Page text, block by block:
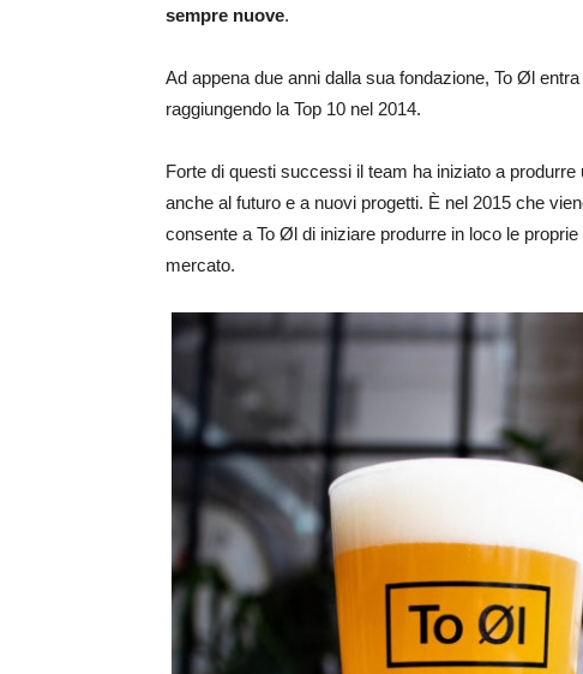
sempre nuove.
Ad appena due anni dalla sua fondazione, To Øl
raggiungendo la Top 10 nel 2014.
Forte di questi successi il team ha iniziato a
anche al futuro e a nuovi progetti. È nel 2015 che
consente a To Øl di iniziare produrre in loco le
mercato.